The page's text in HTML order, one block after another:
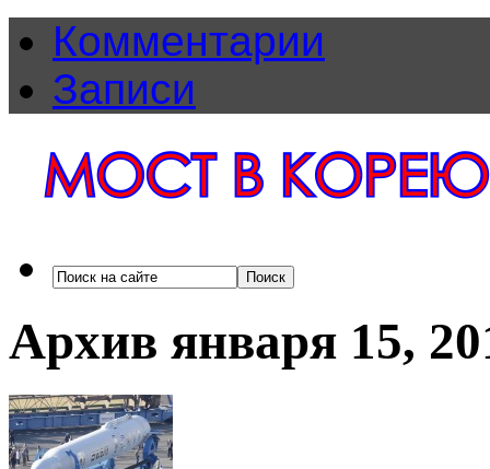
Комментарии
Записи
Архив января 15,